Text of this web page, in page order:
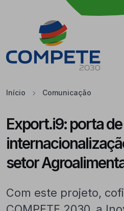
Saltar para o conteúdo principal
Início Comunicação
Export.i9: porta
setor
Com este projeto,